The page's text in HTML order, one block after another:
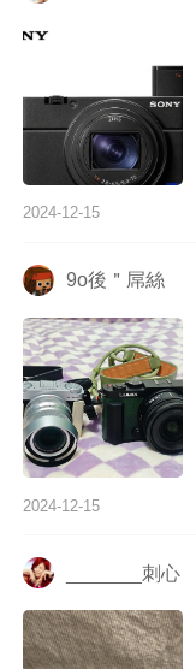
2024-12-15
9o後＂屌絲
2024-12-15
_______刺心